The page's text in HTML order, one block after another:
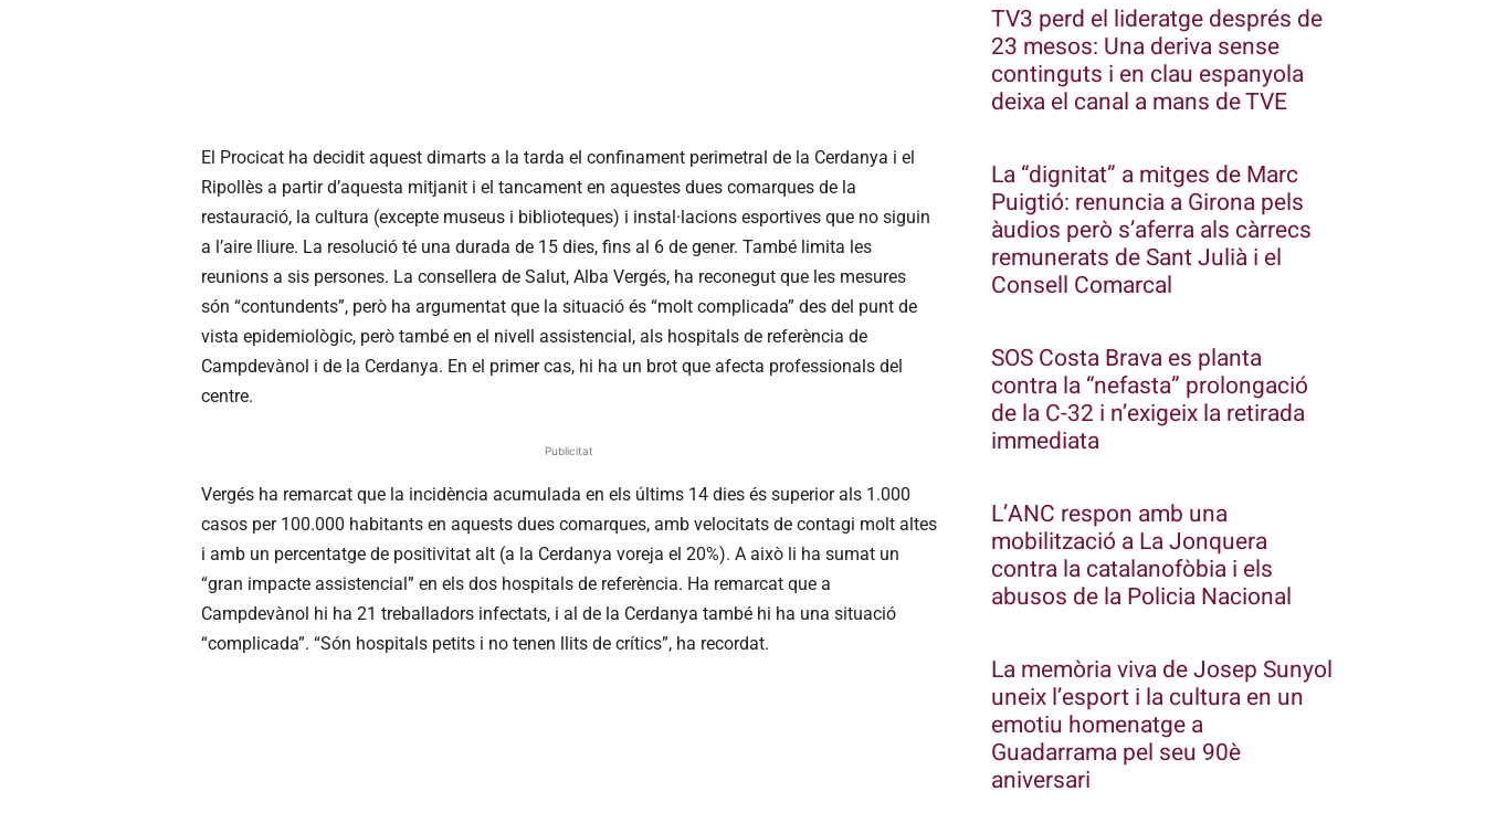
El Procicat ha decidit aquest dimarts a la tarda el confinament perimetral de la Cerdanya i el
Ripollès a partir d’aquesta mitjanit i el tancament en aquestes dues comarques de la
restauració, la cultura (excepte museus i biblioteques) i instal·lacions esportives que no siguin
a l’aire lliure. La resolució té una durada de 15 dies, fins al 6 de gener. També limita les
reunions a sis persones. La consellera de Salut, Alba Vergés, ha reconegut que les mesures
són “contundents”, però ha argumentat que la situació és “molt complicada” des del punt de
vista epidemiològic, però també en el nivell assistencial, als hospitals de referència de
Campdevànol i de la Cerdanya. En el primer cas, hi ha un brot que afecta professionals del
centre.
Publicitat
Vergés ha remarcat que la incidència acumulada en els últims 14 dies és superior als 1.000
casos per 100.000 habitants en aquests dues comarques, amb velocitats de contagi molt altes
i amb un percentatge de positivitat alt (a la Cerdanya voreja el 20%). A això li ha sumat un
“gran impacte assistencial” en els dos hospitals de referència. Ha remarcat que a
Campdevànol hi ha 21 treballadors infectats, i al de la Cerdanya també hi ha una situació
“complicada”. “Són hospitals petits i no tenen llits de crítics”, ha recordat.
TV3 perd el lideratge després de
23 mesos: Una deriva sense
continguts i en clau espanyola
deixa el canal a mans de TVE
La “dignitat” a mitges de Marc
Puigtió: renuncia a Girona pels
àudios però s’aferra als càrrecs
remunerats de Sant Julià i el
Consell Comarcal
SOS Costa Brava es planta
contra la “nefasta” prolongació
de la C-32 i n’exigeix la retirada
immediata
L’ANC respon amb una
mobilització a La Jonquera
contra la catalanofòbia i els
abusos de la Policia Nacional
La memòria viva de Josep Sunyol
uneix l’esport i la cultura en un
emotiu homenatge a
Guadarrama pel seu 90è
aniversari